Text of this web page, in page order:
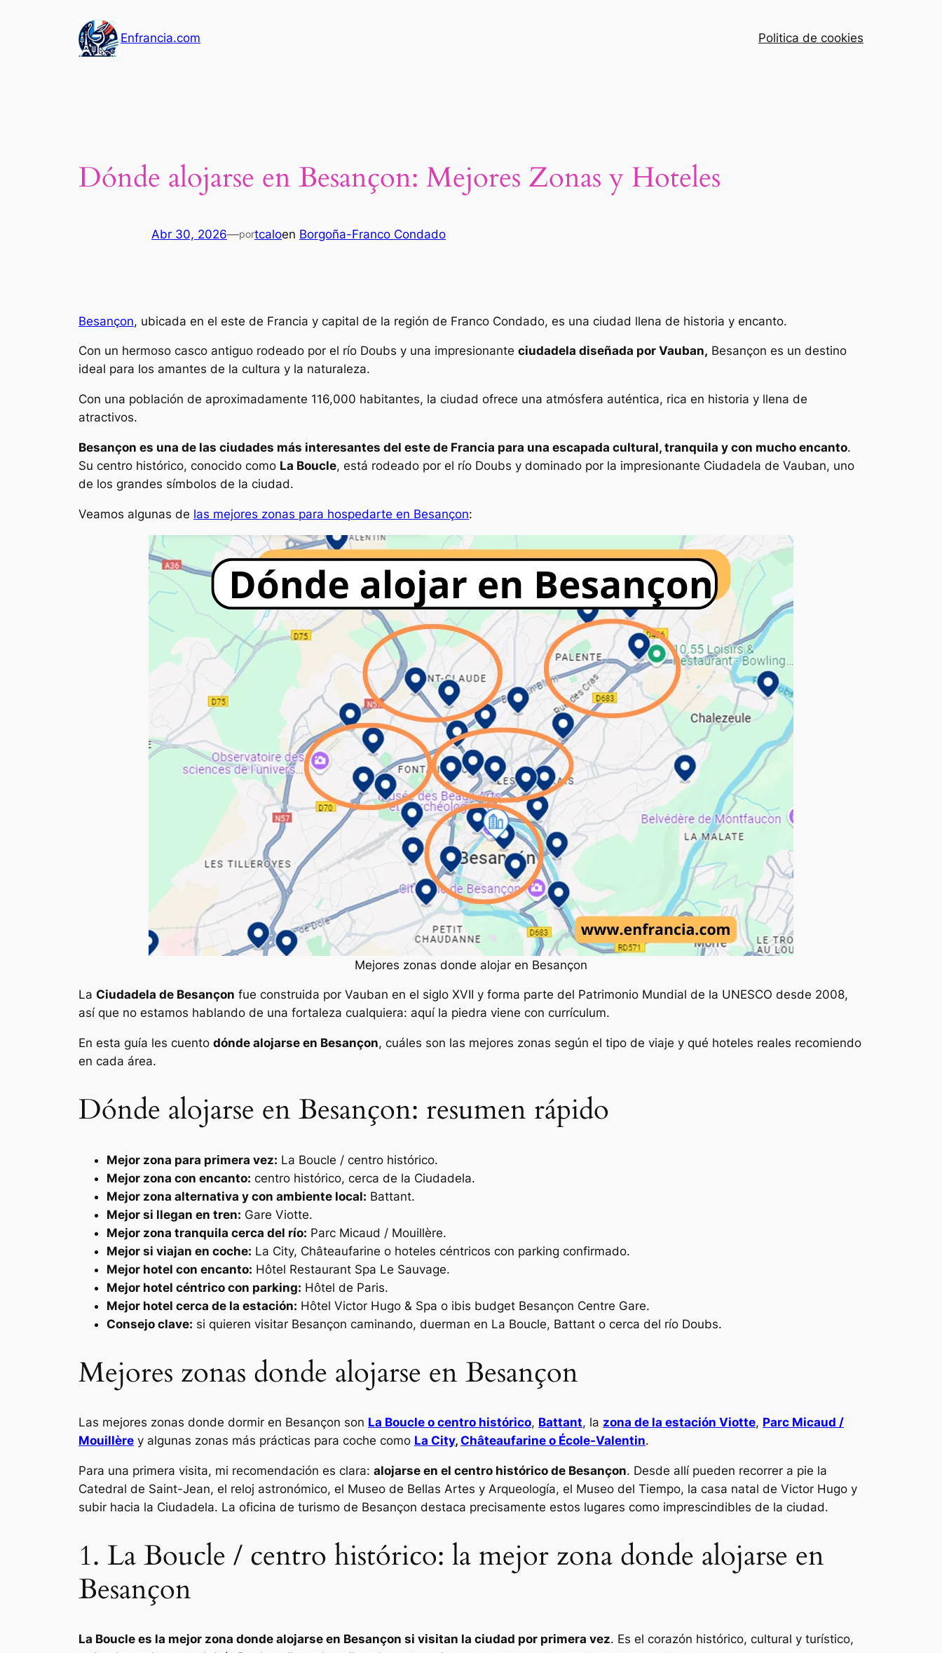
Enfrancia.com Politica de cookies
Dónde alojarse en Besançon: Mejores Zonas y Hoteles
Abr 30, 2026—portcaloen Borgoña-Franco Condado
Besançon, ubicada en el este de Francia y capital de la región de Franco Condado, es una ciudad llena de historia y encanto.
Con un hermoso casco antiguo rodeado por el río Doubs y una impresionante ciudadela diseñada por Vauban, Besançon es un destino
ideal para los amantes de la cultura y la naturaleza.
Con una población de aproximadamente 116,000 habitantes, la ciudad ofrece una atmósfera auténtica, rica en historia y llena de
atractivos.
Besançon es una de las ciudades más interesantes del este de Francia para una escapada cultural, tranquila y con mucho encanto.
Su centro histórico, conocido como La Boucle, está rodeado por el río Doubs y dominado por la impresionante Ciudadela de Vauban, uno
de los grandes símbolos de la ciudad.
Veamos algunas de las mejores zonas para hospedarte en Besançon:
Mejores zonas donde alojar en Besançon
La Ciudadela de Besançon fue construida por Vauban en el siglo XVII y forma parte del Patrimonio Mundial de la UNESCO desde 2008,
así que no estamos hablando de una fortaleza cualquiera: aquí la piedra viene con currículum.
En esta guía les cuento dónde alojarse en Besançon, cuáles son las mejores zonas según el tipo de viaje y qué hoteles reales recomiendo
en cada área.
Dónde alojarse en Besançon: resumen rápido
Mejor zona para primera vez: La Boucle / centro histórico.
Mejor zona con encanto: centro histórico, cerca de la Ciudadela.
Mejor zona alternativa y con ambiente local: Battant.
Mejor si llegan en tren: Gare Viotte.
Mejor zona tranquila cerca del río: Parc Micaud / Mouillère.
Mejor si viajan en coche: La City, Châteaufarine o hoteles céntricos con parking confirmado.
Mejor hotel con encanto: Hôtel Restaurant Spa Le Sauvage.
Mejor hotel céntrico con parking: Hôtel de Paris.
Mejor hotel cerca de la estación: Hôtel Victor Hugo & Spa o ibis budget Besançon Centre Gare.
Consejo clave: si quieren visitar Besançon caminando, duerman en La Boucle, Battant o cerca del río Doubs.
Mejores zonas donde alojarse en Besançon
Las mejores zonas donde dormir en Besançon son La Boucle o centro histórico, Battant, la zona de la estación Viotte, Parc Micaud /
Mouillère y algunas zonas más prácticas para coche como La City, Châteaufarine o École-Valentin.
Para una primera visita, mi recomendación es clara: alojarse en el centro histórico de Besançon. Desde allí pueden recorrer a pie la
Catedral de Saint-Jean, el reloj astronómico, el Museo de Bellas Artes y Arqueología, el Museo del Tiempo, la casa natal de Victor Hugo y
subir hacia la Ciudadela. La oficina de turismo de Besançon destaca precisamente estos lugares como imprescindibles de la ciudad.
1. La Boucle / centro histórico: la mejor zona donde alojarse en
Besançon
La Boucle es la mejor zona donde alojarse en Besançon si visitan la ciudad por primera vez. Es el corazón histórico, cultural y turístico,